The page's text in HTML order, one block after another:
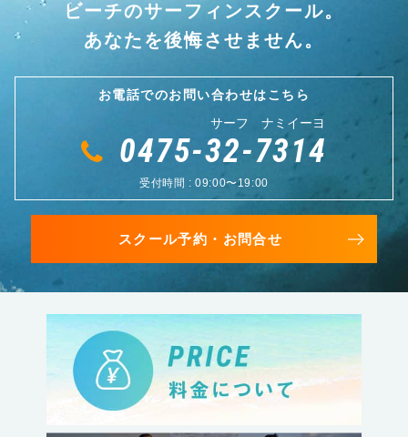
ビーチのサーフィンスクール。
あなたを後悔させません。
お電話でのお問い合わせはこちら
サーフ ナミイーヨ
0475-32-7314
受付時間 : 09:00〜19:00
スクール予約・お問合せ